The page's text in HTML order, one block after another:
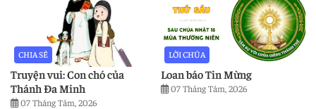
CHIA SẺ
Truyện vui: Con chó của
Thánh Đa Minh
07 Tháng Tám, 2026
LỜI CHÚA
Loan báo Tin Mừng
07 Tháng Tám, 2026